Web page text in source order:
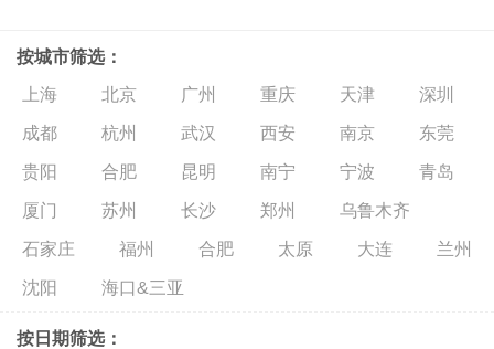
按城市筛选：
上海
北京 广州 重庆 天津 深圳
成都 杭州 武汉 西安 南京 东莞
贵阳 合肥 昆明 南宁 宁波 青岛
厦门 苏州 长沙 郑州 乌鲁木齐
石家庄 福州 合肥 太原 大连 兰州
沈阳 海口&三亚
按日期筛选：